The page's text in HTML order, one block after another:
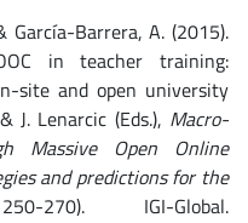
García-Barrera, A. (2015).
in teacher training:
site and open university
J. Lenarcic (Eds.), Macro-
Massive Open Online
and predictions for the
IGI-Global.